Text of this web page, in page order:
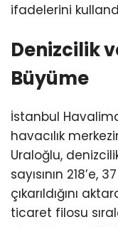
ifadelerini
Denizcilik
Büyüme
İstanbul
havacılık
Uraloğlu,
sayısının 218’e,
çıkarıldığını
ticaret filosu